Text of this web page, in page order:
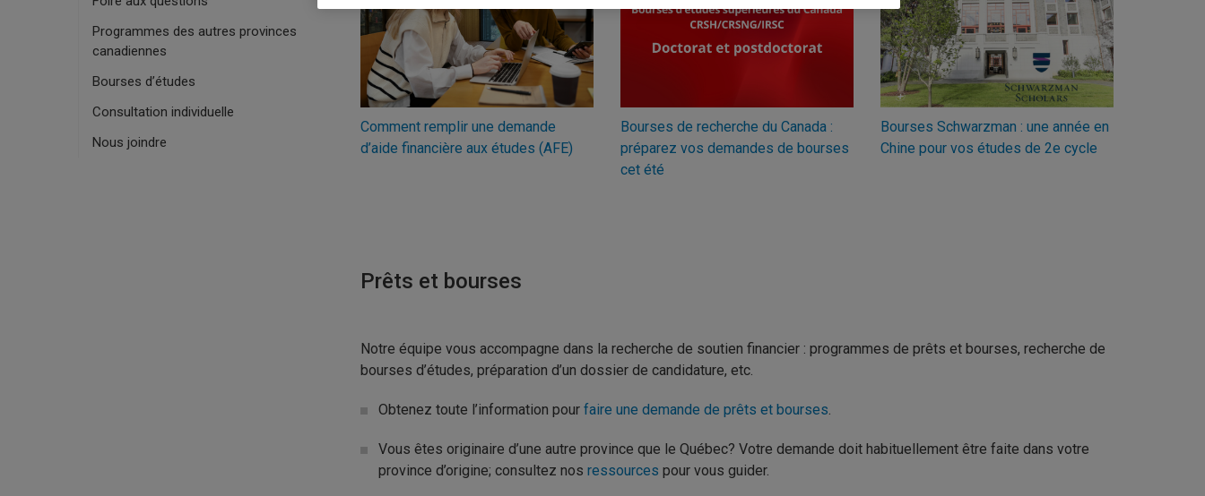
Programmes des autres provinces
canadiennes
Bourses d’études
Consultation individuelle
Nous joindre
Comment remplir une demande
d’aide financière aux études (AFE)
Bourses de recherche du Canada :
préparez vos demandes de bourses
cet été
Bourses Schwarzman : une année en
Chine pour vos études de 2e cycle
Prêts et bourses
Notre équipe vous accompagne dans la recherche de soutien financier : programmes de prêts et bourses, recherche de
bourses d’études, préparation d’un dossier de candidature, etc.
Obtenez toute l’information pour faire une demande de prêts et bourses
Vous êtes originaire d’une autre province que le Québec? Votre demande doit habituellement être faite dans votre
province d’origine; consultez nos ressources pour vous guider.